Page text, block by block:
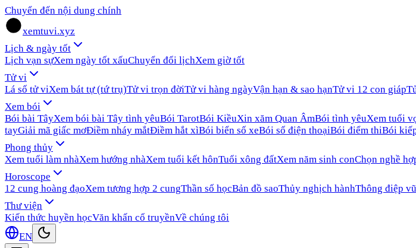
Chuyển đến nội dung chính
xemtuvi.xyz
Lịch & ngày tốt
Lịch vạn sựXem ngày tốt xấuChuyển đổi lịchXem giờ tốt
Tử vi
Lá số tử viXem bát tự (tứ trụ)Tử vi trọn đờiTử vi hàng ngàyVận hạn & sao hạnTử vi 12 con giáp
Xem bói
Bói bài TâyXem bói bài Tây tình yêuBói TarotBói KiềuXin xăm Quan ÂmBói tình yêuXem tuổi
tayGiải mã giấc mơĐiềm nháy mắtĐiềm hắt xìBói biển số xeBói số điện thoạiBói điểm thiBói
Phong thủy
Xem tuổi làm nhàXem hướng nhàXem tuổi kết hônTuổi xông đấtXem năm sinh conChọn nghề
Horoscope
12 cung hoàng đạoXem tương hợp 2 cungThần số họcBản đồ saoThủy nghịch hànhThông điệp
Thư viện
Kiến thức huyền họcVăn khấn cổ truyềnVề chúng tôi
EN